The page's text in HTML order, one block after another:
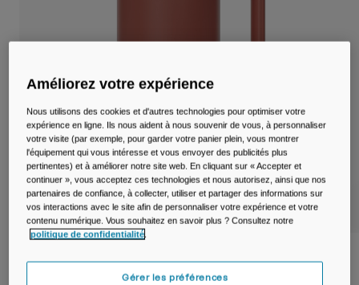
Réservoirs
Accessoires
Tout Voir
Tasse isotherme Thrive™ Mug SST 1 L
Améliorez votre expérience
Nous utilisons des cookies et d'autres technologies pour optimiser votre
expérience en ligne. Ils nous aident à nous souvenir de vous, à personnaliser
votre visite (par exemple, pour garder votre panier plein, vous montrer
l'équipement qui vous intéresse et vous envoyer des publicités plus
pertinentes) et à améliorer notre site web. En cliquant sur « Accepter et
continuer », vous acceptez ces technologies et nous autorisez, ainsi que nos
partenaires de confiance, à collecter, utiliser et partager des informations sur
vos interactions avec le site afin de personnaliser votre expérience et votre
contenu numérique. Vous souhaitez en savoir plus ? Consultez notre
politique de confidentialité.
Gérer les préférences